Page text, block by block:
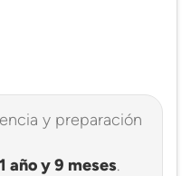
y preparación
1 año y 9 meses.